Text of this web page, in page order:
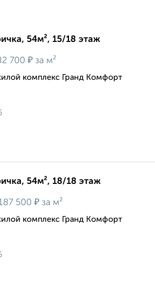
54м², 15/18 этаж
700 ₽ за м²
комплекс Гранд Комфорт
54м², 18/18 этаж
500 ₽ за м²
комплекс Гранд Комфорт